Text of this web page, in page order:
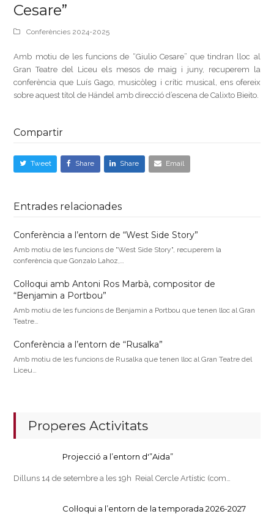
Cesare”
Conferències 2024-2025
Amb motiu de les funcions de “Giulio Cesare” que tindran lloc al
Gran Teatre del Liceu els mesos de maig i juny, recuperem la
conferència que Luís Gago, musicòleg i crític musical, ens ofereix
sobre aquest títol de Händel amb direcció d’escena de Calixto Bieito.
Compartir
Tweet Share Share Email
Entrades relacionades
Conferència a l’entorn de “West Side Story”
Amb motiu de les funcions de "West Side Story", recuperem la
conferència que Gonzalo Lahoz,…
Col·loqui amb Antoni Ros Marbà, compositor de
“Benjamin a Portbou”
Amb motiu de les funcions de Benjamin a Portbou que tenen lloc al Gran
Teatre…
Conferència a l’entorn de “Rusalka”
Amb motiu de les funcions de Rusalka que tenen lloc al Gran Teatre del
Liceu…
Properes Activitats
Projecció a l’entorn d'”Aida”
Dilluns 14 de setembre a les 19h Reial Cercle Artístic (com…
Col·loqui a l’entorn de la temporada 2026-2027